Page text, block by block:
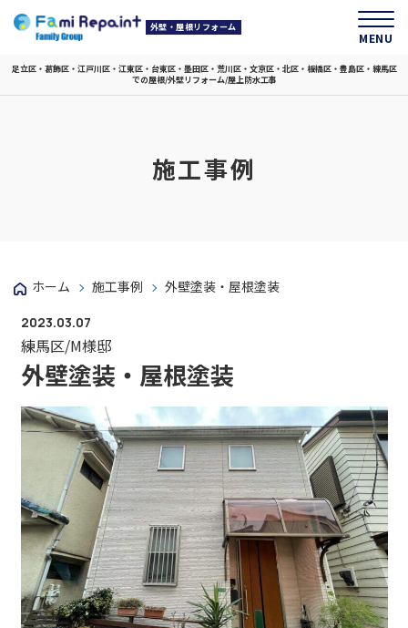
外壁・屋根リフォーム
足立区・葛飾区・江戸川区・江東区・台東区・墨田区・荒川区・文京区・北区・板橋区・豊島区・練馬区
での屋根/外壁リフォーム/屋上防水工事
MENU
施工事例
ホーム 施工事例 外壁塗装・屋根塗装
2023.03.07
練馬区/M様邸
外壁塗装・屋根塗装